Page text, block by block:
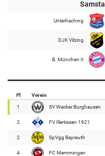
Unterhaching
DJK Vilzing
B. München II
Pl Verein
1 SV Wacker Burghausen
2 FV Illertissen 1921
2 SpVgg Bayreuth
4 FC Memmingen